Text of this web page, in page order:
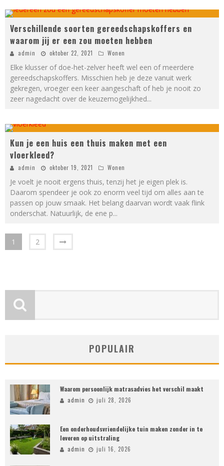
Verschillende soorten gereedschapskoffers en
waarom jij er een zou moeten hebben
admin oktober 22, 2021 Wonen
Elke klusser of doe-het-zelver heeft wel een of meerdere
gereedschapskoffers. Misschien heb je deze vanuit werk
gekregen, vroeger een keer aangeschaft of heb je nooit zo
zeer nagedacht over de keuzemogelijkhed...
Kun je een huis een thuis maken met een
vloerkleed?
admin oktober 19, 2021 Wonen
Je voelt je nooit ergens thuis, tenzij het je eigen plek is.
Daarom spendeer je ook zo enorm veel tijd om alles aan te
passen op jouw smaak. Het belang daarvan wordt vaak flink
onderschat. Natuurlijk, de ene p...
1 2
POPULAIR
Waarom persoonlijk matrasadvies het verschil maakt
admin juli 28, 2026
Een onderhoudsvriendelijke tuin maken zonder in te
leveren op uitstraling
admin juli 16, 2026